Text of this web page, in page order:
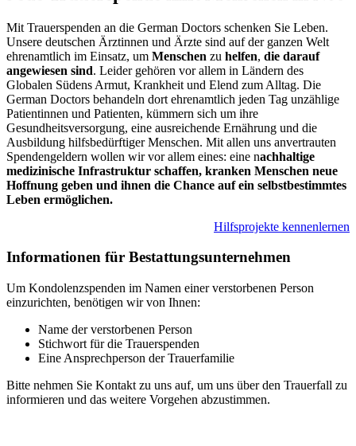
Mit Trauerspenden an die German Doctors schenken Sie Leben.
Unsere deutschen Ärztinnen und Ärzte sind auf der ganzen Welt
ehrenamtlich im Einsatz, um Menschen zu helfen, die darauf
angewiesen sind. Leider gehören vor allem in Ländern des
Globalen Südens Armut, Krankheit und Elend zum Alltag. Die
German Doctors behandeln dort ehrenamtlich jeden Tag unzählige
Patientinnen und Patienten, kümmern sich um ihre
Gesundheitsversorgung, eine ausreichende Ernährung und die
Ausbildung hilfsbedürftiger Menschen. Mit allen uns anvertrauten
Spendengeldern wollen wir vor allem eines: eine nachhaltige
medizinische Infrastruktur schaffen, kranken Menschen neue
Hoffnung geben und ihnen die Chance auf ein selbstbestimmtes
Leben ermöglichen.
Hilfs­projekte kennenlernen
Informationen für Bestattungsunternehmen
Um Kondolenzspenden im Namen einer verstorbenen Person
einzurichten, benötigen wir von Ihnen:
Name der verstorbenen Person
Stichwort für die Trauerspenden
Eine Ansprechperson der Trauerfamilie
Bitte nehmen Sie Kontakt zu uns auf, um uns über den Trauerfall zu
informieren und das weitere Vorgehen abzustimmen.